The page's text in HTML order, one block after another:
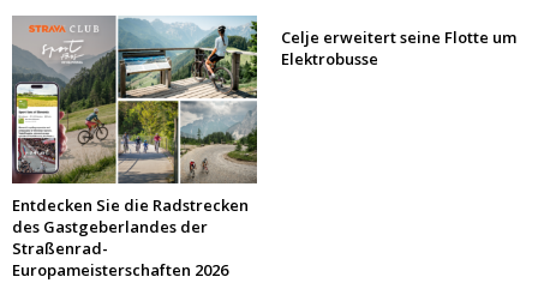
Entdecken Sie die Radstrecken
des Gastgeberlandes der
Straßenrad-
Europameisterschaften 2026
Celje erweitert seine Flotte um
Elektrobusse